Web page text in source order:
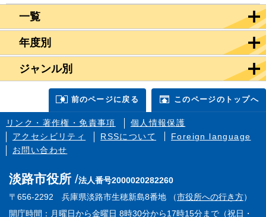
一覧
年度別
ジャンル別
前のページに戻る このページのトップへ
リンク・著作権・免責事項
個人情報保護
アクセシビリティ
RSSについて
Foreign language
お問い合わせ
淡路市役所
法人番号2000020282260
〒656-2292 兵庫県淡路市生穂新島8番地 （市役所への行き方）
開庁時間：月曜日から金曜日 8時30分から17時15分まで（祝日・